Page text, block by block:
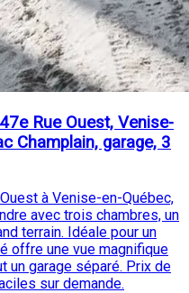
Rue Ouest, Venise-
Champlain, garage, 3
à Venise-en-Québec,
avec trois chambres, un
terrain. Idéale pour un
offre une vue magnifique
un garage séparé. Prix de
sur demande.